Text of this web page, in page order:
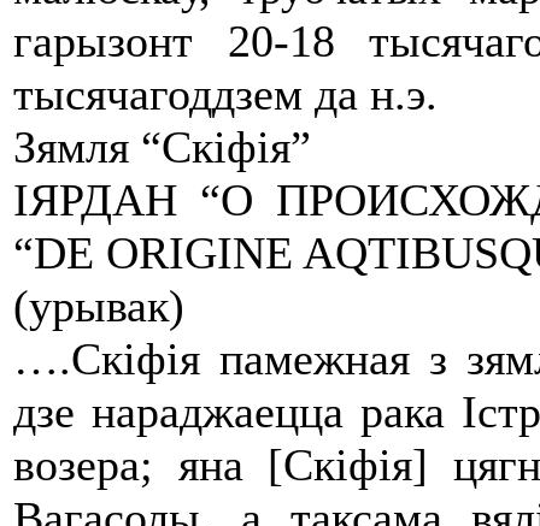
гарызонт 20-18
тысячагоддзем да н.э.
Зямля “Скіфія”
ІЯРДАН “О
“DE ORIGINE
(урывак)
….Скіфія памежная з
дзе нараджаецца рака
возера; яна [Скіфія]